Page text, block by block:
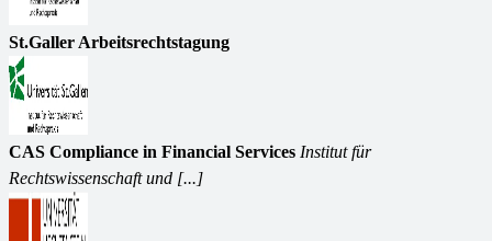
St.Galler Arbeitsrechtstagung
CAS Compliance in Financial Services Institut für
Rechtswissenschaft und [...]